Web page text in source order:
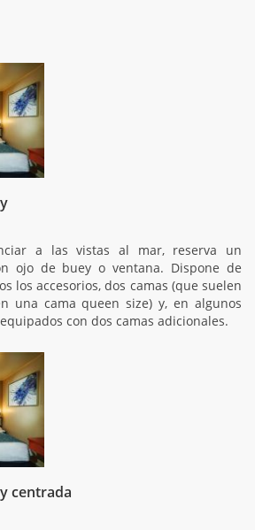
a las vistas al mar, reserva un
ojo de buey o ventana. Dispone de
los accesorios, dos camas (que suelen
una cama queen size) y, en algunos
con dos camas adicionales.
centrada